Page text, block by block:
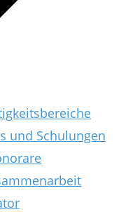
und Schulungen